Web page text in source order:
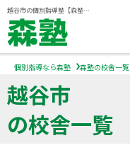
越谷市の個別指導塾【森塾】｜小学生・中学生・高校生の学習塾
小学生の個別指導
中学生の個別指導
個別指導なら森塾 森塾の校舎一覧
越谷市
の校舎一覧